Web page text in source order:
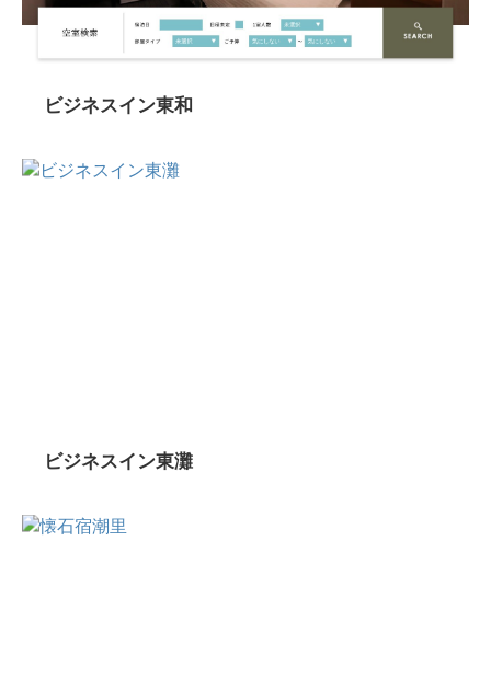
ビジネスイン東和
ビジネスイン東灘